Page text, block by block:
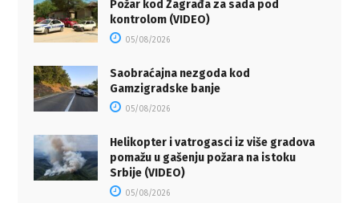
Požar kod Zagrađa za sada pod
kontrolom (VIDEO)
05/08/2026
Saobraćajna nezgoda kod
Gamzigradske banje
05/08/2026
Helikopter i vatrogasci iz više gradova
pomažu u gašenju požara na istoku
Srbije (VIDEO)
05/08/2026